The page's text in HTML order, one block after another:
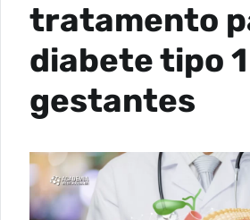
tratamento
diabete tipo
gestantes